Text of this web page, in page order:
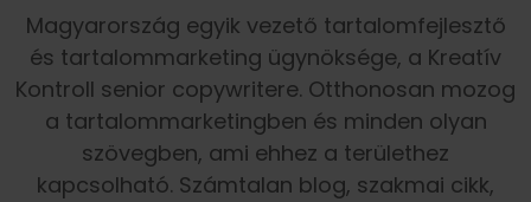
Magyarország egyik vezető tartalomfejlesztő
és tartalommarketing ügynöksége, a Kreatív
Kontroll senior copywritere. Otthonosan mozog
a tartalommarketingben és minden olyan
szövegben, ami ehhez a területhez
kapcsolható. Számtalan blog, szakmai cikk,